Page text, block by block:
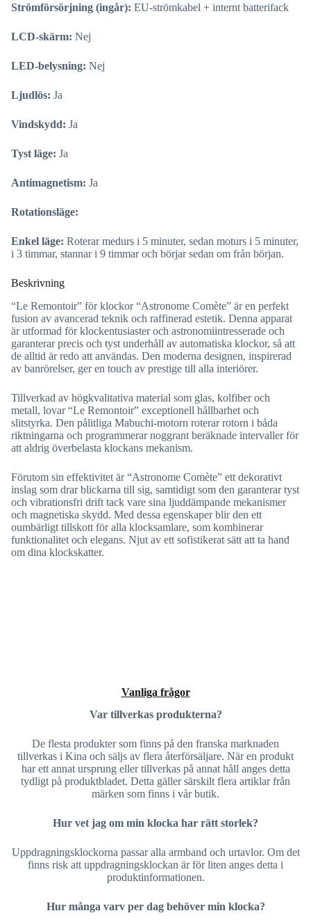
Strömförsörjning (ingår): EU-strömkabel + internt batterifack
LCD-skärm: Nej
LED-belysning: Nej
Ljudlös: Ja
Vindskydd: Ja
Tyst läge: Ja
Antimagnetism: Ja
Rotationsläge:
Enkel läge: Roterar medurs i 5 minuter, sedan moturs i 5 minuter,
i 3 timmar, stannar i 9 timmar och börjar sedan om från början.
Beskrivning
“Le Remontoir” för klockor “Astronome Comète” är en perfekt
fusion av avancerad teknik och raffinerad estetik. Denna apparat
är utformad för klockentusiaster och astronomiintresserade och
garanterar precis och tyst underhåll av automatiska klockor, så att
de alltid är redo att användas. Den moderna designen, inspirerad
av banrörelser, ger en touch av prestige till alla interiörer.
Tillverkad av högkvalitativa material som glas, kolfiber och
metall, lovar “Le Remontoir” exceptionell hållbarhet och
slitstyrka. Den pålitliga Mabuchi-motorn roterar rotorn i båda
riktningarna och programmerar noggrant beräknade intervaller för
att aldrig överbelasta klockans mekanism.
Förutom sin effektivitet är “Astronome Comète” ett dekorativt
inslag som drar blickarna till sig, samtidigt som den garanterar tyst
och vibrationsfri drift tack vare sina ljuddämpande mekanismer
och magnetiska skydd. Med dessa egenskaper blir den ett
oumbärligt tillskott för alla klocksamlare, som kombinerar
funktionalitet och elegans. Njut av ett sofistikerat sätt att ta hand
om dina klockskatter.
Vanliga frågor
Var tillverkas produkterna?
De flesta produkter som finns på den franska marknaden
tillverkas i Kina och säljs av flera återförsäljare. När en produkt
har ett annat ursprung eller tillverkas på annat håll anges detta
tydligt på produktbladet. Detta gäller särskilt flera artiklar från
märken som finns i vår butik.
Hur vet jag om min klocka har rätt storlek?
Uppdragningsklockorna passar alla armband och urtavlor. Om det
finns risk att uppdragningsklockan är för liten anges detta i
produktinformationen.
Hur många varv per dag behöver min klocka?